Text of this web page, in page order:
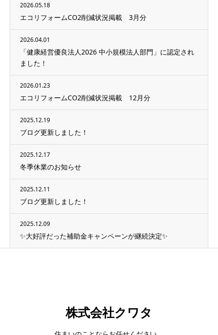
2026.05.18
エコリフォームCO2削減状況掲載 3月分
2026.04.01
「健康経営優良法人2026 中小規模法人部門」に認定され
ました！
2026.01.23
エコリフォームCO2削減状況掲載 12月分
2025.12.19
ブログ更新しました！
2025.12.17
冬季休業のお知らせ
2025.12.11
ブログ更新しました！
2025.12.09
✨大好評だった補助金キャンペーンが継続決定✨
株式会社クワタ